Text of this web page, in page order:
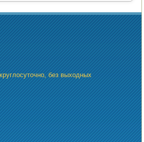
без выходных